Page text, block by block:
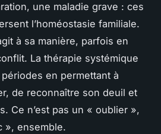
une maladie grave : ces
l’homéostasie familiale.
à sa manière, parfois en
La thérapie systémique
en permettant à
de reconnaître son deuil et
Ce n’est pas un « oublier »,
», ensemble.